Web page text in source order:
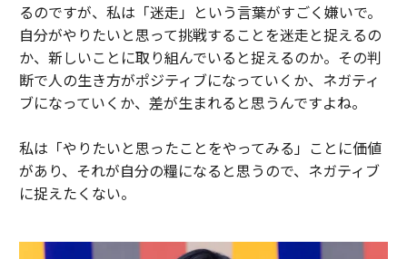
るのですが、私は「迷走」という言葉がすごく嫌いで。
自分がやりたいと思って挑戦することを迷走と捉えるの
か、新しいことに取り組んでいると捉えるのか。その判
断で人の生き方がポジティブになっていくか、ネガティ
ブになっていくか、差が生まれると思うんですよね。
私は「やりたいと思ったことをやってみる」ことに価値
があり、それが自分の糧になると思うので、ネガティブ
に捉えたくない。